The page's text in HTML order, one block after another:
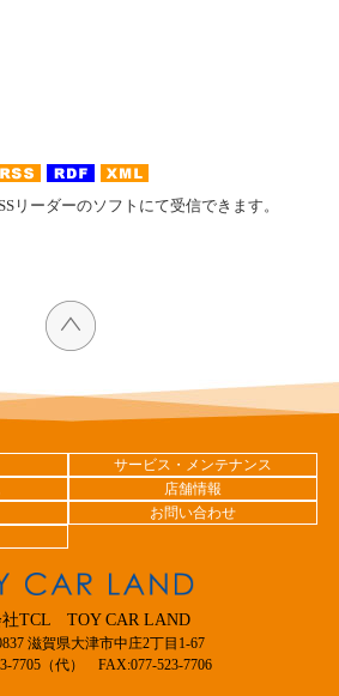
リーダーのソフトにて受信できます。
サービス・メンテナンス
店舗情報
お問い合わせ
社TCL TOY CAR LAND
滋賀県大津市中庄2丁目1-67
7705（代） FAX:077-523-7706